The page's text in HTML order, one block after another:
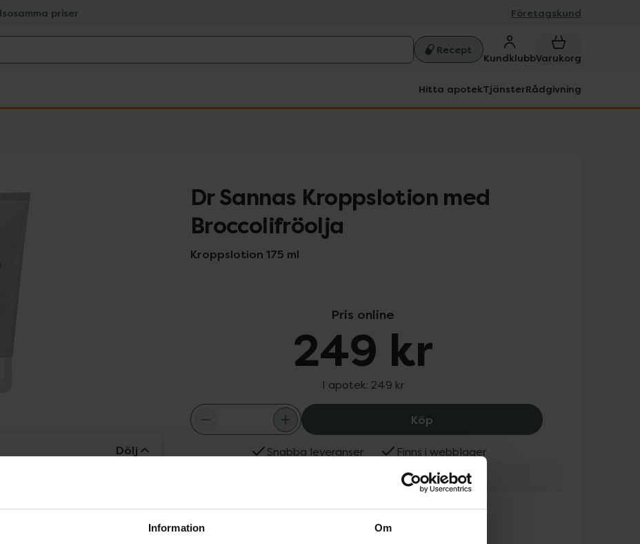
Information Om
priser Företagskund
Recept
KundklubbVarukorg
Hitta apotekTjänsterRådgivning
Dr Sannas Kroppslotion med
Broccolifröolja
Kroppslotion 175 ml
Pris online
249 kr
I apotek: 249 kr
Köp Dr Sannas Kroppslotion med
Snabba leveranser Finns i webblager
Dölj
egenskaper med
och bergamott